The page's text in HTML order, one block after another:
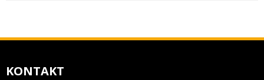
KONTAKT